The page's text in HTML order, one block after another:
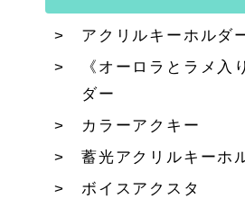
アクリルキーホルダ
《オーロラとラメ入
ダー
カラーアクキー
蓄光アクリルキーホ
ボイスアクスタ